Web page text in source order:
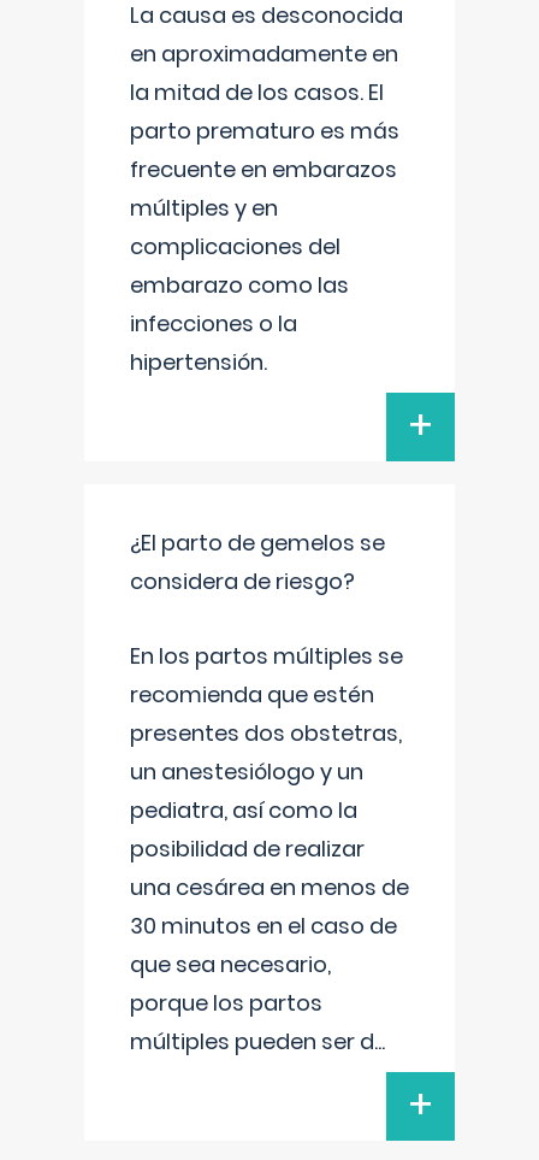
La causa es desconocida
en aproximadamente en
la mitad de los casos. El
parto prematuro es más
frecuente en embarazos
múltiples y en
complicaciones del
embarazo como las
infecciones o la
hipertensión.
+
¿El parto de gemelos se
considera de riesgo?
En los partos múltiples se
recomienda que estén
presentes dos obstetras,
un anestesiólogo y un
pediatra, así como la
posibilidad de realizar
una cesárea en menos de
30 minutos en el caso de
que sea necesario,
porque los partos
múltiples pueden ser d...
+